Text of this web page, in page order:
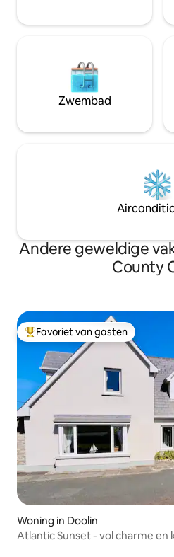
Zwembad
Andere geweldige
County
Topfavoriet van gasten
Favoriet van gasten
Woning in Doolin
Atlantic Sunset - vol charme en